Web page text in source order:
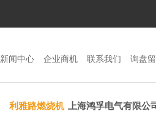
新闻中心 企业商机 联系我们 询盘
利雅路燃烧机 上海鸿孚电气有限公